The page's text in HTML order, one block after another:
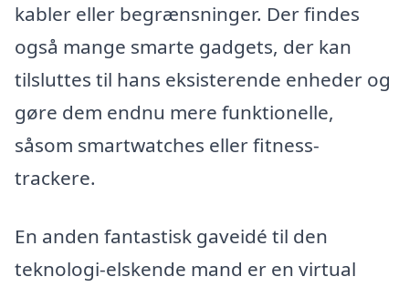
kabler eller begrænsninger. Der findes
også mange smarte gadgets, der kan
tilsluttes til hans eksisterende enheder og
gøre dem endnu mere funktionelle,
såsom smartwatches eller fitness-
trackere.
En anden fantastisk gaveidé til den
teknologi-elskende mand er en virtual